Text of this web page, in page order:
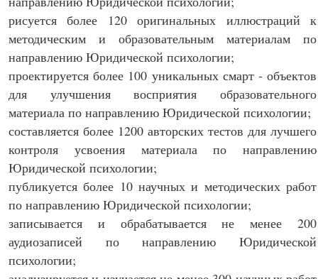
рисуется более 120 оригинальных иллюстраций к
методическим и образовательным материалам по
направлению Юридической психологии;
проектируется более 100 уникальных смарт - объектов
для улучшения восприятия образовательного
материала по направлению Юридической психологии;
составляется более 1200 авторских тестов для лучшего
контроля усвоения материала по направлению
Юридической психологии;
публикуется более 10 научных и методических работ
по направлению Юридической психологии;
записывается и обрабатывается не менее 200
аудиозаписей по направлению Юридической
психологии;